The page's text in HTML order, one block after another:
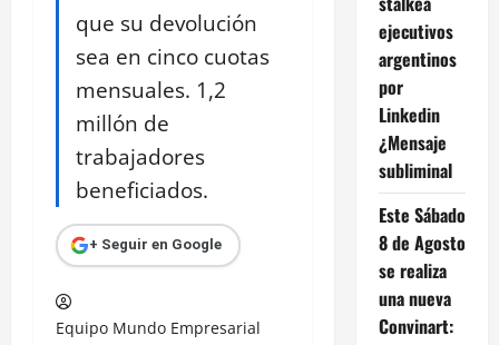
que su devolución
sea en cinco cuotas
mensuales. 1,2
millón de
trabajadores
beneficiados.
+ Seguir en Google
Equipo Mundo Empresarial
ejecutivos
argentinos
por
Linkedin
¿Mensaje
subliminal
Este Sábado
8 de Agosto
se realiza
una nueva
Convinart: